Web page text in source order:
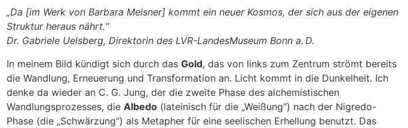
„Da [im Werk von Barbara Meisner] kommt ein neuer Kosmos, der sich aus der eigenen
Struktur heraus nährt.“
Dr. Gabriele Uelsberg, Direktorin des LVR-LandesMuseum Bonn a. D.
In meinem Bild kündigt sich durch das Gold, das von links zum Zentrum strömt bereits
die Wandlung, Erneuerung und Transformation an. Licht kommt in die Dunkelheit. Ich
denke da wieder an C. G. Jung, der die zweite Phase des alchemistischen
Wandlungsprozesses, die Albedo (lateinisch für die „Weißung“) nach der Nigredo-
Phase (die „Schwärzung“) als Metapher für eine seelischen Erhellung benutzt. Das